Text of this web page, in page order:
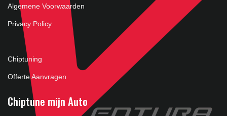
Algemene Voorwaarden
Privacy Policy
Chiptuning
Offerte Aanvragen
Chiptune mijn Auto